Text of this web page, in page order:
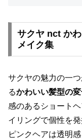
サクヤ nct か
メイク集
サクヤの魅力の一
るかわいい髪型の
感のあるショート
イリングで個性を
ピンクヘアは透明